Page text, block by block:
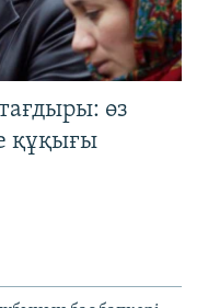
өз
құқығы